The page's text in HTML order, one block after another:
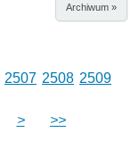
Archiwum »
2507 2508 2509
> >>